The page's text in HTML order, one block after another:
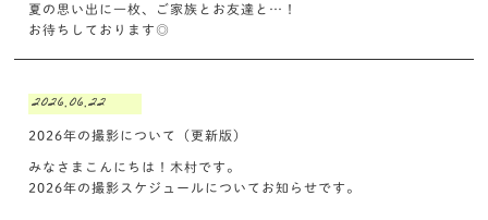
夏の思い出に一枚、ご家族とお友達と…！
お待ちしております◎
2026.06.22
2026年の撮影について（更新版）
みなさまこんにちは！木村です。
2026年の撮影スケジュールについてお知らせです。